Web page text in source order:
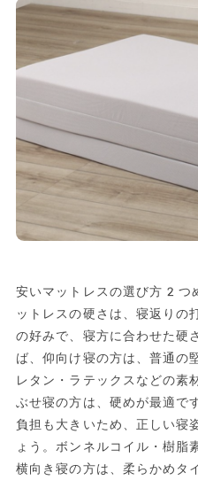
安いマットレスの選び方2つ
ットレスの硬さは、寝返りの
の好みで、寝方に合わせた硬
ば、仰向け寝の方は、普通の
レタン・ラテックスなどの素
ぶせ寝の方は、硬めが最適で
負担も大きいため、正しい寝
ょう。ボンネルコイル・樹脂
横向き寝の方は、柔らかめタ